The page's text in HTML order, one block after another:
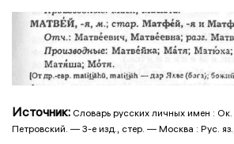
Источник: Словарь русских личных имен :
Петровский. — 3-е изд., стер. — Москва : Рус.